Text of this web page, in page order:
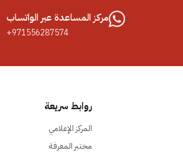
مركز المساعدة عبر الواتساب
+971556287574
روابط سريعة
المركز الإعلامي
مختبر المعرفة